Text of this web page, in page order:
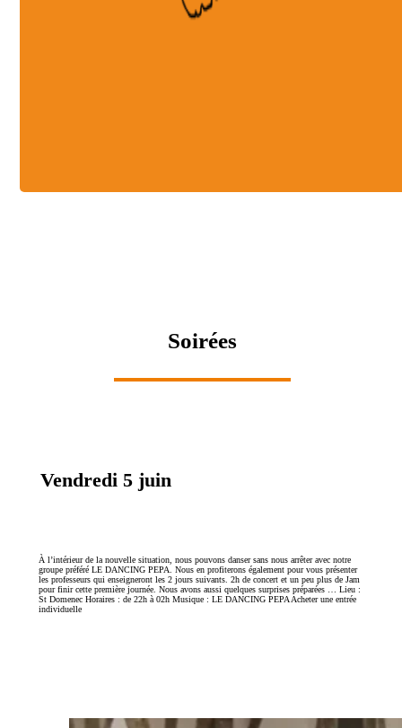
Celui-ci est à moi!
Soirées
Vendredi 5 juin
À l’intérieur de la nouvelle situation, nous pouvons danser sans nous arrêter avec notre
groupe préféré LE DANCING PEPA. Nous en profiterons également pour vous présenter
les professeurs qui enseigneront les 2 jours suivants. 2h de concert et un peu plus de Jam
pour finir cette première journée. Nous avons aussi quelques surprises préparées … Lieu :
St Domenec Horaires : de 22h à 02h Musique : LE DANCING PEPA Acheter une entrée
individuelle